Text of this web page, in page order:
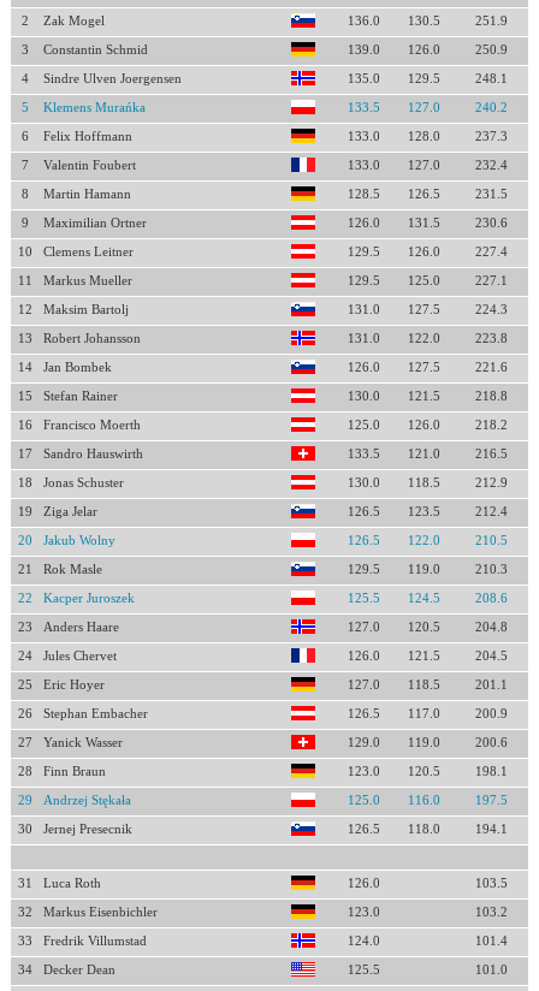
2 Zak Mogel 136.0 130.5 251.9
3 Constantin Schmid 139.0 126.0 250.9
4 Sindre Ulven Joergensen 135.0 129.5 248.1
5 Klemens Murańka 133.5 127.0 240.2
6 Felix Hoffmann 133.0 128.0 237.3
7 Valentin Foubert 133.0 127.0 232.4
8 Martin Hamann 128.5 126.5 231.5
9 Maximilian Ortner 126.0 131.5 230.6
10 Clemens Leitner 129.5 126.0 227.4
11 Markus Mueller 129.5 125.0 227.1
12 Maksim Bartolj 131.0 127.5 224.3
13 Robert Johansson 131.0 122.0 223.8
14 Jan Bombek 126.0 127.5 221.6
15 Stefan Rainer 130.0 121.5 218.8
16 Francisco Moerth 125.0 126.0 218.2
17 Sandro Hauswirth 133.5 121.0 216.5
18 Jonas Schuster 130.0 118.5 212.9
19 Ziga Jelar 126.5 123.5 212.4
20 Jakub Wolny 126.5 122.0 210.5
21 Rok Masle 129.5 119.0 210.3
22 Kacper Juroszek 125.5 124.5 208.6
23 Anders Haare 127.0 120.5 204.8
24 Jules Chervet 126.0 121.5 204.5
25 Eric Hoyer 127.0 118.5 201.1
26 Stephan Embacher 126.5 117.0 200.9
27 Yanick Wasser 129.0 119.0 200.6
28 Finn Braun 123.0 120.5 198.1
29 Andrzej Stękała 125.0 116.0 197.5
30 Jernej Presecnik 126.5 118.0 194.1
31 Luca Roth 126.0 103.5
32 Markus Eisenbichler 123.0 103.2
33 Fredrik Villumstad 124.0 101.4
34 Decker Dean 125.5 101.0